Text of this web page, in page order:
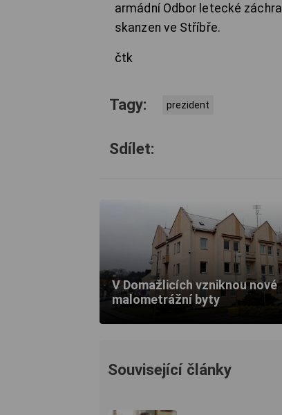
armádní Odbor letecké
skanzen ve Stříbře.
čtk
Tagy: prezident
Sdílet:
V Domažlicích vzniknou nové
malometrážní byty
Související články